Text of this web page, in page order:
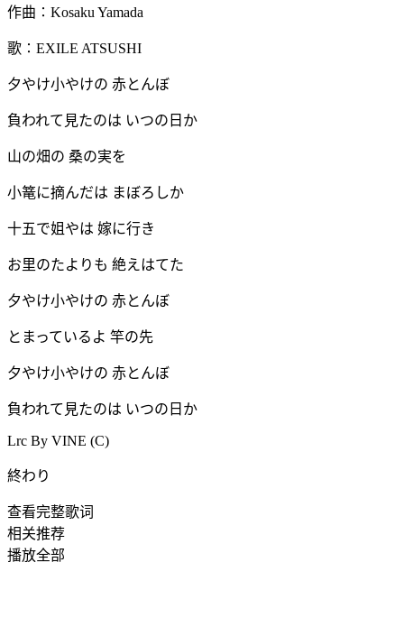
作曲∶Kosaku Yamada
歌∶EXILE ATSUSHI
夕やけ小やけの 赤とんぼ
負われて見たのは いつの日か
山の畑の 桑の実を
小篭に摘んだは まぼろしか
十五で姐やは 嫁に行き
お里のたよりも 絶えはてた
夕やけ小やけの 赤とんぼ
とまっているよ 竿の先
夕やけ小やけの 赤とんぼ
負われて見たのは いつの日か
Lrc By VINE (C)
終わり
查看完整歌词
相关推荐
播放全部